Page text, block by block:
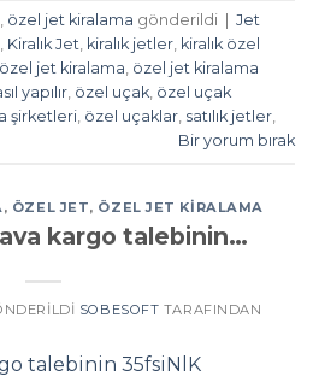
, özel jet kiralama gönderildi
Jet
, Kiralık Jet, kiralık jetler, kiralık özel
özel jet kiralama, özel jet kiralama
yapılır, özel uçak, özel uçak
şirketleri, özel uçaklar, satılık jetler,
Bir yorum bırak
, ÖZEL JET, ÖZEL JET KIRALAMA
kargo talebinin…
SOBESOFT TARAFINDAN